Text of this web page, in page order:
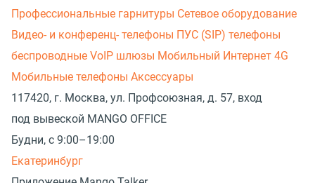
Профессиональные гарнитуры Сетевое оборудование
Видео- и конференц- телефоны ПУС (SIP) телефоны
беспроводные VoIP шлюзы Мобильный Интернет 4G
Мобильные телефоны Аксессуары
117420, г. Москва, ул. Профсоюзная, д. 57, вход
под вывеской MANGO OFFICE
Будни, с 9:00–19:00
Екатеринбург